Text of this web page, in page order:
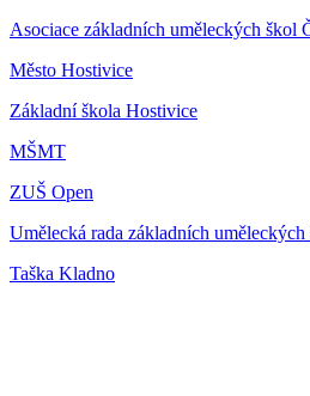
Asociace základních uměleckých škol
Město Hostivice
Základní škola Hostivice
MŠMT
ZUŠ Open
Umělecká rada základních
Taška Kladno